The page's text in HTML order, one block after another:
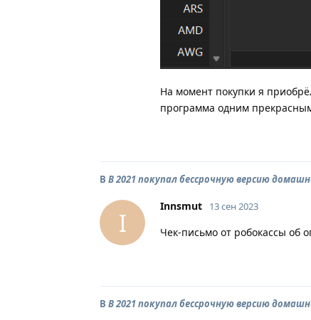
На момент покупки я
программа одним
В В 2021 покупал бессрочную версию
I
Innsmut 13 сен 2023
Чек-письмо от робокассы об
В В 2021 покупал бессрочную версию